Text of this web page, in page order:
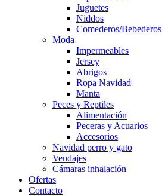
Juguetes
Niddos
Comederos/Bebederos
Moda
Impermeables
Jersey
Abrigos
Ropa Navidad
Manta
Peces y Reptiles
Alimentación
Peceras y Acuarios
Accesorios
Navidad perro y gato
Vendajes
Cámaras inhalación
Ofertas
Contacto